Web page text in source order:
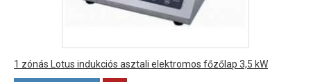
1 zónás Lotus indukciós asztali elektromos főzőlap 3,5 kW